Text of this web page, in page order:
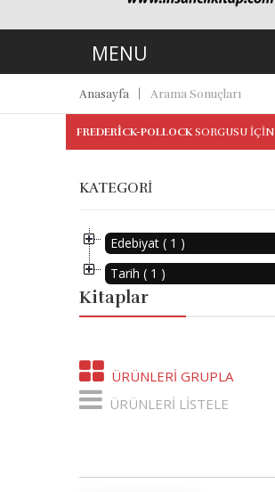
Anasayfa Arama Sonuçları
FREDERICK-POLLOCKSORGUSU IÇIN
KATEGORI
Edebiyat ( 1 )
Tarih ( 1 )
Kitaplar
ÜRÜNLERI GRUPLA
ÜRÜNLERI LISTELE